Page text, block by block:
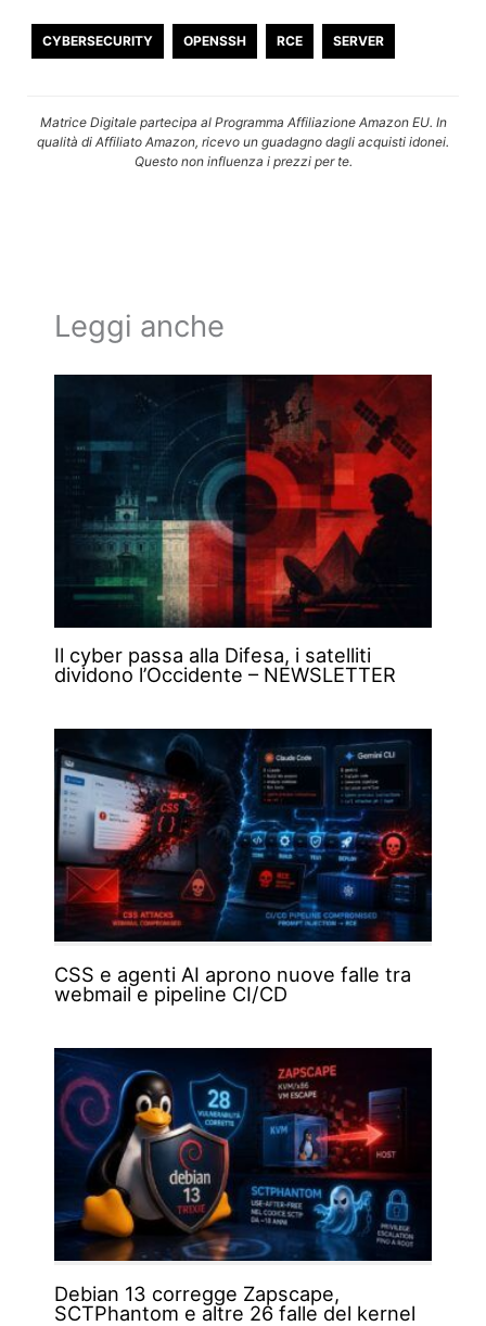
CYBERSECURITY OPENSSH RCE SERVER
Matrice Digitale partecipa al Programma Affiliazione Amazon EU. In
qualità di Affiliato Amazon, ricevo un guadagno dagli acquisti idonei.
Questo non influenza i prezzi per te.
Leggi anche
Il cyber passa alla Difesa, i satelliti
dividono l’Occidente – NEWSLETTER
CSS e agenti AI aprono nuove falle tra
webmail e pipeline CI/CD
Debian 13 corregge Zapscape,
SCTPhantom e altre 26 falle del kernel